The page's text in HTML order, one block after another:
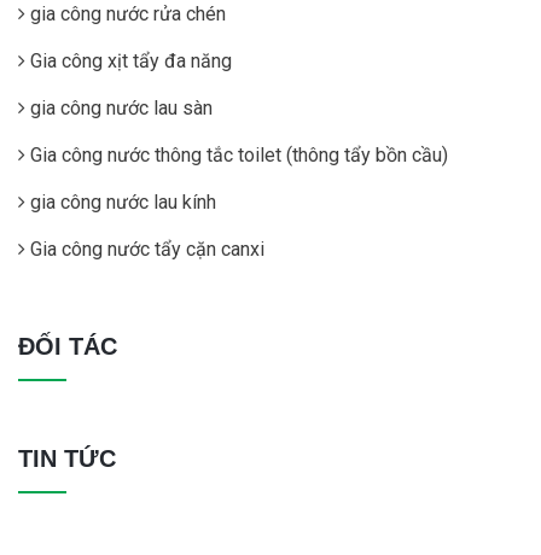
gia công nước rửa chén
Gia công xịt tẩy đa năng
gia công nước lau sàn
Gia công nước thông tắc toilet (thông tẩy bồn cầu)
gia công nước lau kính
Gia công nước tẩy cặn canxi
ĐỐI TÁC
TIN TỨC